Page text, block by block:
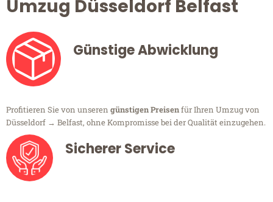
Umzug Düsseldorf Belfast
Günstige Abwicklung
Profitieren Sie von unseren günstigen Preisenfür Ihren Umzug von
Düsseldorf → Belfast, ohne Kompromisse bei der Qualität einzugehen.
Sicherer Service